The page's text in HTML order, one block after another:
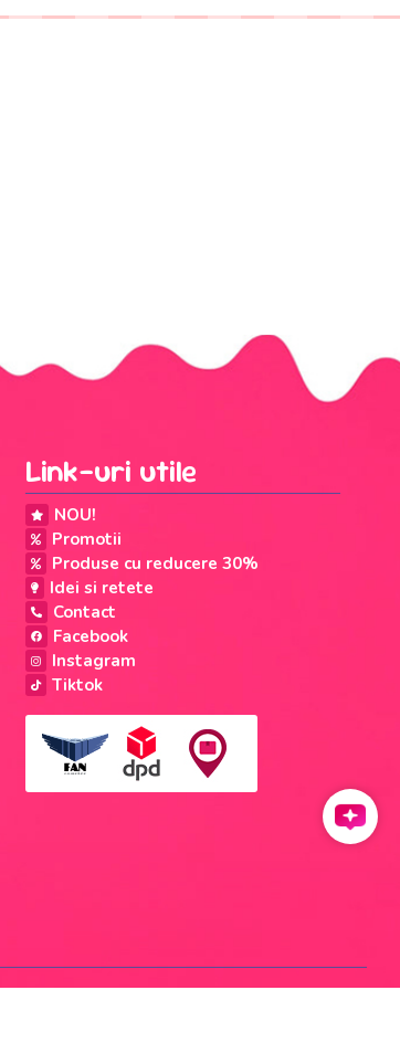
Link-uri utile
NOU!
Promotii
Produse cu reducere 30%
Idei si retete
Contact
Facebook
Instagram
Tiktok